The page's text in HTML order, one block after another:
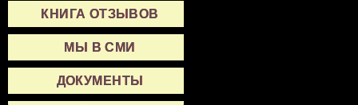
КНИГА ОТЗЫВОВ
МЫ В СМИ
ДОКУМЕНТЫ